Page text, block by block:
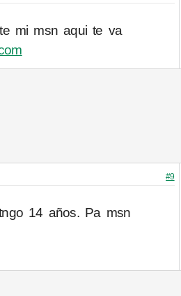
mi msn aqui te va
#9
14 años. Pa msn